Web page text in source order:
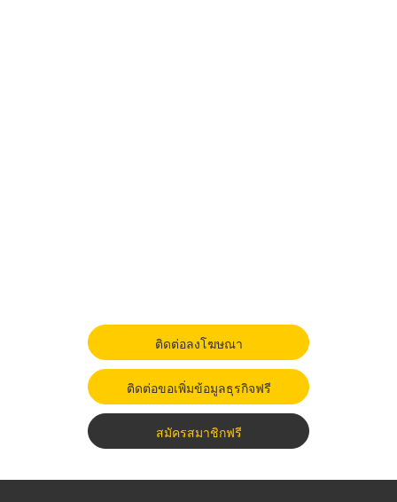
ติดต่อลงโฆษณา
ติดต่อขอเพิ่มข้อมูลธุรกิจฟรี
สมัครสมาชิกฟรี